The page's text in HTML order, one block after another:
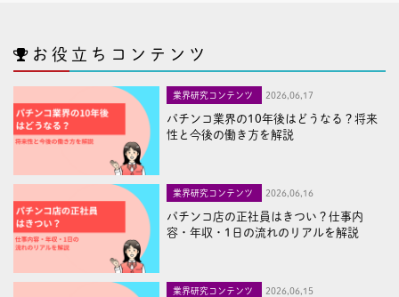
お役立ちコンテンツ
業界研究コンテンツ 2026,06,17
パチンコ業界の10年後はどうなる？将来
性と今後の働き方を解説
業界研究コンテンツ 2026,06,16
パチンコ店の正社員はきつい？仕事内
容・年収・1日の流れのリアルを解説
業界研究コンテンツ 2026,06,15